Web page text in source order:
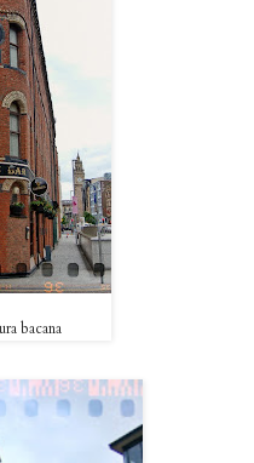
bacana